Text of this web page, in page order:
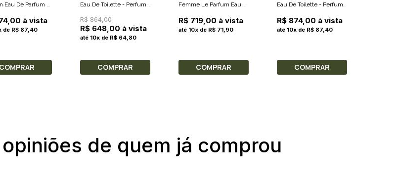
Eau De Parfum -
à vista
de R$ 87,40
COMPRAR
Eau De Toilette - Perfume
R$ 864,00
R$ 648,00 à vista
até 10x de R$ 64,80
COMPRAR
Femme Le Parfum Eau
Feminino 40ml
R$ 719,00 à vista
até 10x de R$ 71,90
COMPRAR
Eau De Toilette - Perfume
R$ 874,00 à vista
até 10x de R$ 87,40
COMPRAR
de quem já comprou